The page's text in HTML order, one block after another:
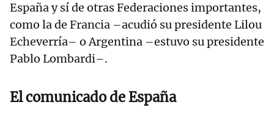
España y sí de otras Federaciones importantes,
como la de Francia –acudió su presidente Lilou
Echeverría– o Argentina –estuvo su presidente
Pablo Lombardi–.
El comunicado de España